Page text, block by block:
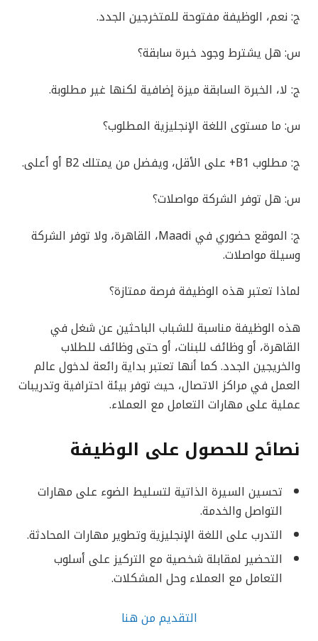
ج: نعم، الوظيفة مفتوحة للمتخرجين الجدد.
س: هل يشترط وجود خبرة سابقة؟
ج: لا، الخبرة السابقة ميزة إضافية لكنها غير مطلوبة.
س: ما مستوى اللغة الإنجليزية المطلوب؟
ج: مطلوب B1+ على الأقل، ويفضل من يمتلك B2 أو أعلى.
س: هل توفر الشركة مواصلات؟
ج: الموقع حضوري في Maadi، القاهرة، ولا توفر الشركة
وسيلة مواصلات.
لماذا تعتبر هذه الوظيفة فرصة ممتازة؟
هذه الوظيفة مناسبة للشباب الباحثين عن شغل في
القاهرة، أو وظائف للبنات، أو حتى وظائف للطلاب
والخريجين الجدد. كما أنها تعتبر بداية رائعة لدخول عالم
العمل في مراكز الاتصال، حيث توفر بيئة احترافية وتدريبات
عملية على مهارات التعامل مع العملاء.
نصائح للحصول على الوظيفة
تحسين السيرة الذاتية لتسليط الضوء على مهارات
التواصل والخدمة.
التدرب على اللغة الإنجليزية وتطوير مهارات المحادثة.
التحضير لمقابلة شخصية مع التركيز على أسلوب
التعامل مع العملاء وحل المشكلات.
التقديم من هنا